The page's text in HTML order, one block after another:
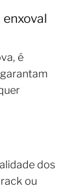
é
dos
ou